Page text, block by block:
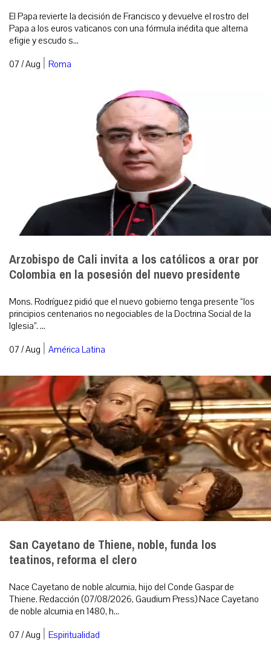
El Papa revierte la decisión de Francisco y devuelve el rostro del
Papa a los euros vaticanos con una fórmula inédita que alterna
efigie y escudo s...
07 / Aug | Roma
Arzobispo de Cali invita a los católicos a orar por
Colombia en la posesión del nuevo presidente
Mons. Rodríguez pidió que el nuevo gobierno tenga presente “los
principios centenarios no negociables de la Doctrina Social de la
Iglesia”. ...
07 / Aug | América Latina
San Cayetano de Thiene, noble, funda los
teatinos, reforma el clero
Nace Cayetano de noble alcurnia, hijo del Conde Gaspar de
Thiene. Redacción (07/08/2026, Gaudium Press) Nace Cayetano
de noble alcurnia en 1480, h...
07 / Aug | Espiritualidad